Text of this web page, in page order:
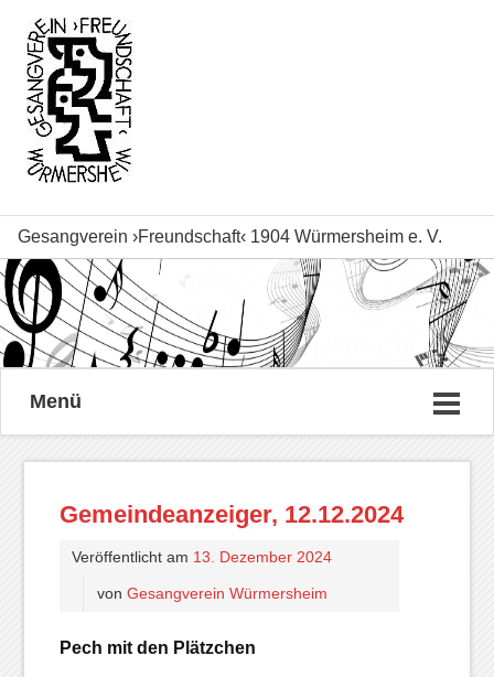
Gesangverein ›Freundschaft‹ 1904 Würmersheim e. V.
Menü
Gemeindeanzeiger, 12.12.2024
Veröffentlicht am 13. Dezember 2024
von Gesangverein Würmersheim
Pech mit den Plätzchen